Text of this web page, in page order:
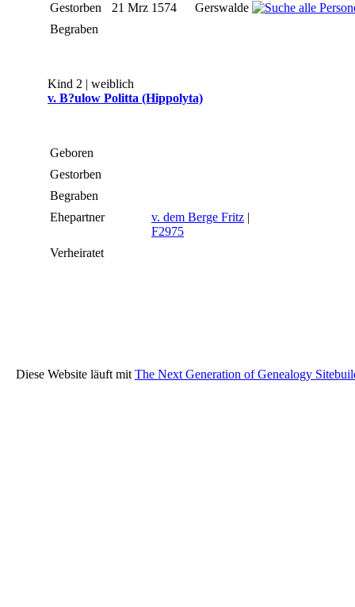
Gestorben
21 Mrz 1574
Gerswalde
Begraben
Kind 2 | weiblich
v. B?ulow Politta (Hippolyta)
Geboren
Gestorben
Begraben
Ehepartner
v. dem Berge Fritz |
F2975
Verheiratet
Diese Website läuft mit The Next Generation of Genealogy